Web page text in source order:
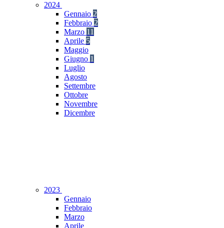
2024
Gennaio 2
Febbraio 2
Marzo 11
Aprile 5
Maggio
Giugno 1
Luglio
Agosto
Settembre
Ottobre
Novembre
Dicembre
2023
Gennaio
Febbraio
Marzo
Aprile